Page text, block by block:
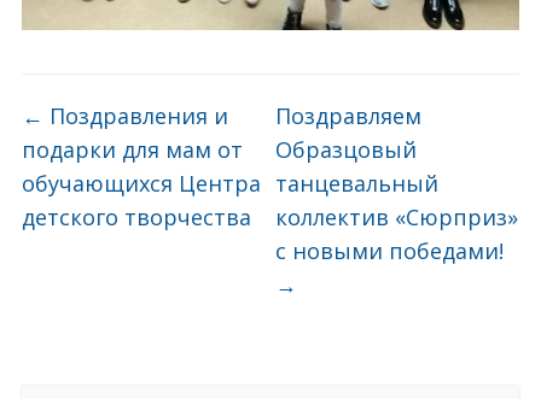
← Поздравления и
подарки для мам от
обучающихся Центра
детского творчества
Поздравляем
Образцовый
танцевальный
коллектив «Сюрприз»
с новыми победами!
→